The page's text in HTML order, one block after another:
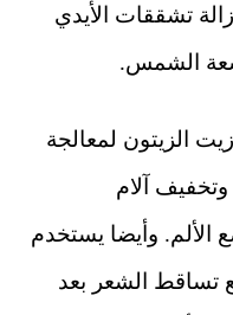
تشققات الأيدي
الشمس.
الزيتون لمعالجة
وتخفيف آلام
الألم. وأيضا يستخدم
تساقط الشعر بعد